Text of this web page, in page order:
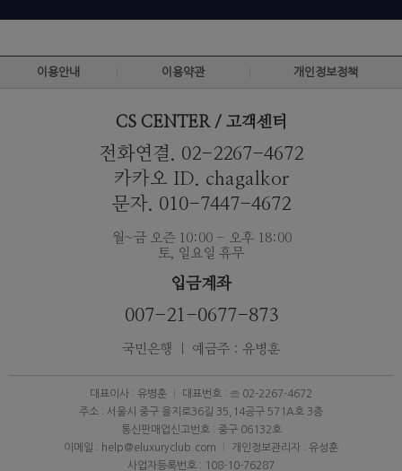
이용안내 이용약관 개인정보정책
CS CENTER / 고객센터
전화연결. 02-2267-4672
카카오 ID. chagalkor
문자. 010-7447-4672
월~금 오즌 10:00 - 오후 18:00
토, 일요일 휴무
입금계좌
007-21-0677-873
국민은행 ｜ 예금주 : 유병훈
대표이사 : 유병훈
대표번호 : ☏ 02-2267-4672
주소 : 서울시 중구 을지로36길 35,14공구 571A호 3층
통신판매업신고번호 : 중구 06132호
이메일 : help@eluxuryclub.com
개인정보관리자 : 유성훈
사업자등록번호 : 108-10-76287